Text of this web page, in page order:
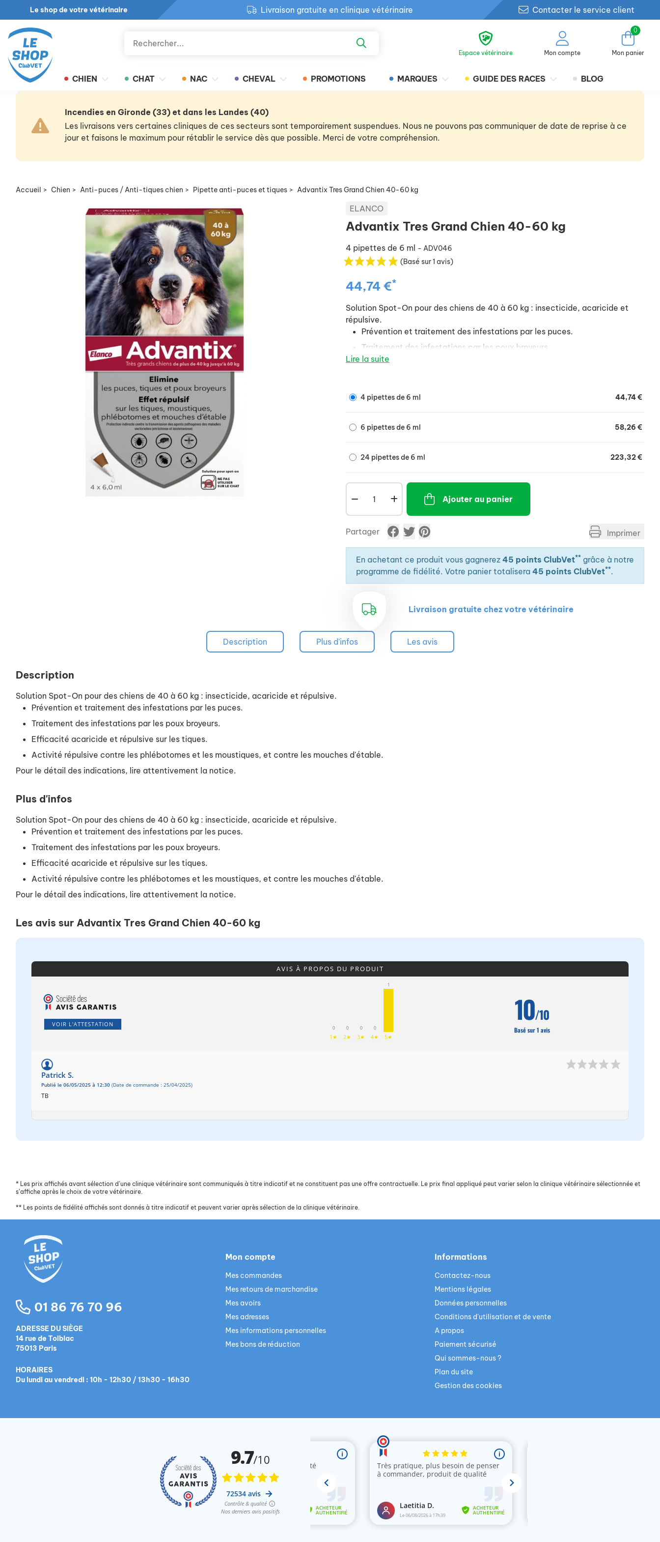
Le shop de votre vétérinaire
Livraison gratuite en clinique vétérinaire
Retour produit gratuit en clinique
Contacter le service client
Espace vétérinaire Mon compte
0
Mon panier
CHIEN CHAT NAC CHEVAL PROMOTIONS MARQUES GUIDE DES RACES BLOG
Incendies en Gironde (33) et dans les Landes (40)
Les livraisons vers certaines cliniques de ces secteurs sont temporairement suspendues. Nous ne pouvons pas communiquer de date de reprise à ce
jour et faisons le maximum pour rétablir le service dès que possible. Merci de votre compréhension.
Accueil > Chien > Anti-puces / Anti-tiques chien > Pipette anti-puces et tiques > Advantix Tres Grand Chien 40-60 kg
ELANCO
Advantix Tres Grand Chien 40-60 kg
4 pipettes de 6 ml - ADV046
(Basé sur 1 avis)
44,74 €*
Solution Spot-On pour des chiens de 40 à 60 kg : insecticide, acaricide et
répulsive.
Prévention et traitement des infestations par les puces.
Traitement des infestations par les poux broyeurs.
Efficacité acaricide et répulsive sur les tiques.
Lire la suite
4 pipettes de 6 ml 44,74 €
6 pipettes de 6 ml 58,26 €
24 pipettes de 6 ml 223,32 €
Ajouter au panier
Partager Imprimer
En achetant ce produit vous gagnerez 45 points ClubVet** grâce à notre
programme de fidélité. Votre panier totalisera 45 points ClubVet**.
Livraison gratuite chez votre vétérinaire
Description Plus d'infos Les avis
Description
Solution Spot-On pour des chiens de 40 à 60 kg : insecticide, acaricide et répulsive.
Prévention et traitement des infestations par les puces.
Traitement des infestations par les poux broyeurs.
Efficacité acaricide et répulsive sur les tiques.
Activité répulsive contre les phlébotomes et les moustiques, et contre les mouches d'étable.
Pour le détail des indications, lire attentivement la notice.
Plus d'infos
Solution Spot-On pour des chiens de 40 à 60 kg : insecticide, acaricide et répulsive.
Prévention et traitement des infestations par les puces.
Traitement des infestations par les poux broyeurs.
Efficacité acaricide et répulsive sur les tiques.
Activité répulsive contre les phlébotomes et les moustiques, et contre les mouches d'étable.
Pour le détail des indications, lire attentivement la notice.
Les avis sur Advantix Tres Grand Chien 40-60 kg
AVIS À PROPOS DU PRODUIT
VOIR L'ATTESTATION
0
1★
0
2★
0
3★
0
4★
1
5★
10/10
Basé sur 1 avis
Patrick S.
Publié le 06/05/2025 à 12:30 (Date de commande : 25/04/2025)
TB
* Les prix affichés avant sélection d’une clinique vétérinaire sont communiqués à titre indicatif et ne constituent pas une offre contractuelle. Le prix final appliqué peut varier selon la clinique vétérinaire sélectionnée et
s’affiche après le choix de votre vétérinaire.
** Les points de fidélité affichés sont donnés à titre indicatif et peuvent varier après sélection de la clinique vétérinaire.
01 86 76 70 96
ADRESSE DU SIÈGE
14 rue de Tolbiac
75013 Paris
HORAIRES
Du lundi au vendredi : 10h - 12h30 / 13h30 - 16h30
Mon compte
Mes commandes
Mes retours de marchandise
Mes avoirs
Mes adresses
Mes informations personnelles
Mes bons de réduction
Informations
Contactez-nous
Mentions légales
Données personnelles
Conditions d'utilisation et de vente
A propos
Paiement sécurisé
Qui sommes-nous ?
Plan du site
Gestion des cookies